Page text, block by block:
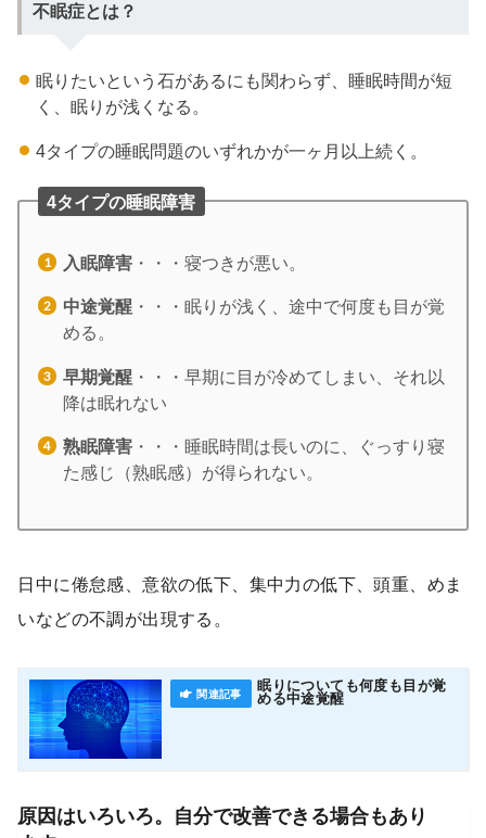
不眠症とは？
眠りたいという石があるにも関わらず、睡眠時間が短
く、眠りが浅くなる。
4タイプの睡眠問題のいずれかが一ヶ月以上続く。
4タイプの睡眠障害
入眠障害 ・・・寝つきが悪い。
中途覚醒 ・・・眠りが浅く、途中で何度も目が覚
める。
早期覚醒 ・・・早期に目が冷めてしまい、それ以
降は眠れない
熟眠障害 ・・・睡眠時間は長いのに、ぐっすり寝
た感じ（熟眠感）が得られない。
日中に倦怠感、意欲の低下、集中力の低下、頭重、めま
いなどの不調が出現する。
眠りについても何度も目が覚
める中途覚醒
原因はいろいろ。自分で改善できる場合もあり